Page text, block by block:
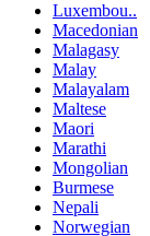
Luxembou..
Macedonian
Malagasy
Malay
Malayalam
Maltese
Maori
Marathi
Mongolian
Burmese
Nepali
Norwegian